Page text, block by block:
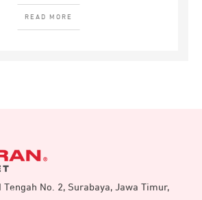
READ MORE
Tengah No. 2, Surabaya, Jawa Timur,